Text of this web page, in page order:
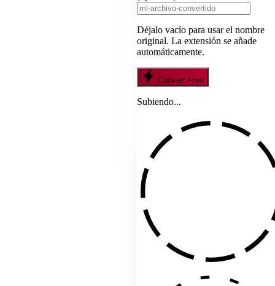
Déjalo vacío para usar el nombre
original. La extensión se añade
automáticamente.
Convert Free
Subiendo...